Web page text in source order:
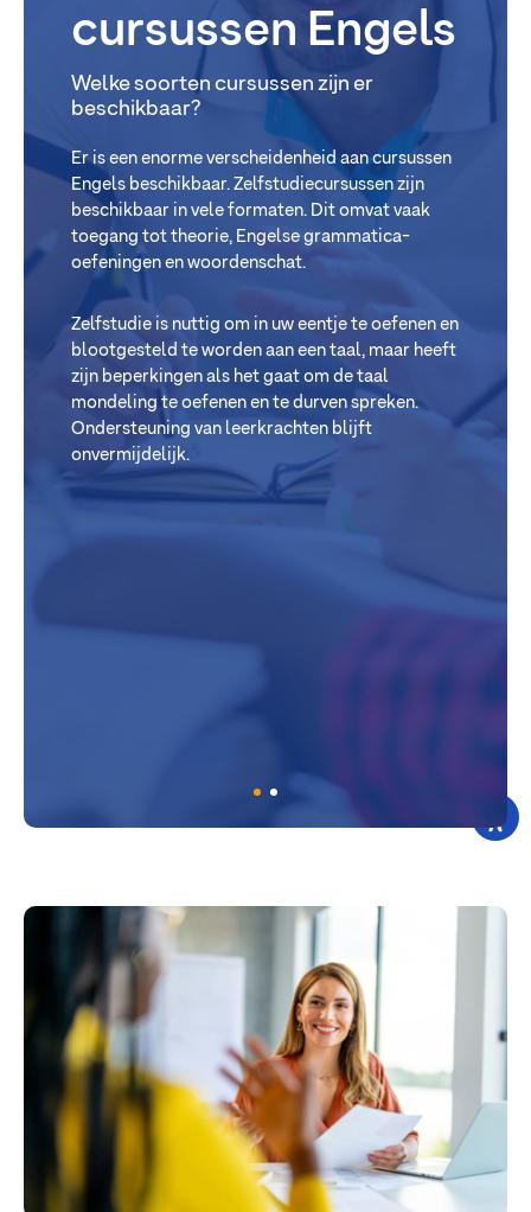
cursussen Engels
Welke soorten cursussen zijn er
beschikbaar?
Er is een enorme verscheidenheid aan cursussen
Engels beschikbaar. Zelfstudiecursussen zijn
beschikbaar in vele formaten. Dit omvat vaak
toegang tot theorie, Engelse grammatica-
oefeningen en woordenschat.
Zelfstudie is nuttig om in uw eentje te oefenen en
blootgesteld te worden aan een taal, maar heeft
zijn beperkingen als het gaat om de taal
mondeling te oefenen en te durven spreken.
Ondersteuning van leerkrachten blijft
onvermijdelijk.